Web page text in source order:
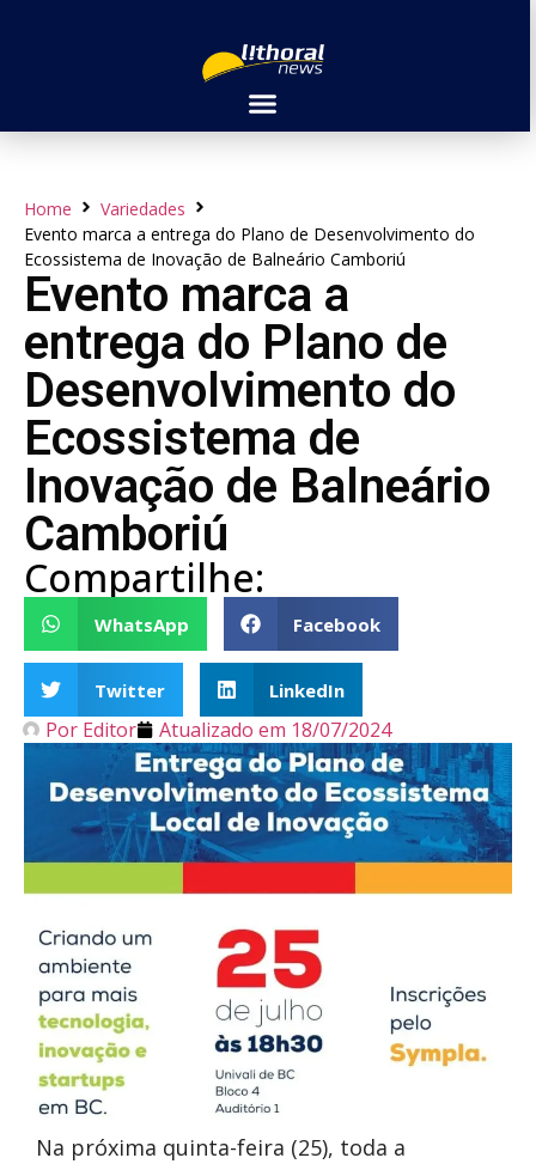
Home
Variedades
Evento marca a entrega do Plano de Desenvolvimento do
Ecossistema de Inovação de Balneário Camboriú
Evento marca a
entrega do Plano de
Desenvolvimento do
Ecossistema de
Inovação de Balneário
Camboriú
Compartilhe:
WhatsApp Facebook
Twitter LinkedIn
Por Editor Atualizado em 18/07/2024
Na próxima quinta-feira (25), toda a